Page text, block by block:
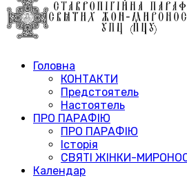
Головна
КОНТАКТИ
Предстоятель
Настоятель
ПРО ПАРАФІЮ
ПРО ПАРАФІЮ
Історія
СВЯТІ ЖІНКИ-
Календар